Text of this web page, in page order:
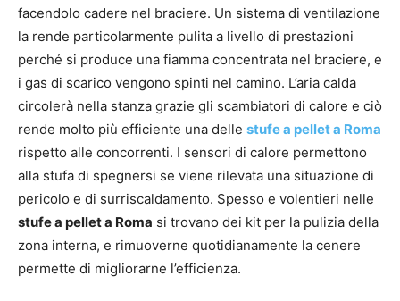
facendolo cadere nel braciere. Un sistema di ventilazione
la rende particolarmente pulita a livello di prestazioni
perché si produce una fiamma concentrata nel braciere, e
i gas di scarico vengono spinti nel camino. L’aria calda
circolerà nella stanza grazie gli scambiatori di calore e ciò
rende molto più efficiente una delle stufe a pellet a Roma
rispetto alle concorrenti. I sensori di calore permettono
alla stufa di spegnersi se viene rilevata una situazione di
pericolo e di surriscaldamento. Spesso e volentieri nelle
stufe a pellet a Roma si trovano dei kit per la pulizia della
zona interna, e rimuoverne quotidianamente la cenere
permette di migliorarne l’efficienza.